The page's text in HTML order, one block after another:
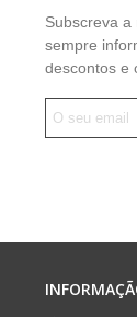
Subscreva
sempre
descontos e